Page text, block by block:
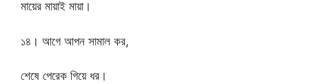
মায়ের মায়াই মায়া।
১৪। আগে আপন সামাল কর,
শেষে পেরেক গিয়ে ধর।